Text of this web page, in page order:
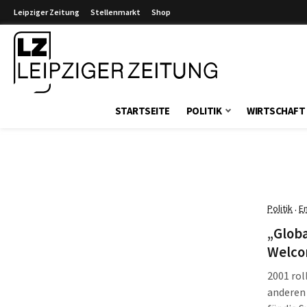
Leipziger Zeitung Stellenmarkt Shop
STARTSEITE POLITIK WIRTSCHAFT
Politik·
2001